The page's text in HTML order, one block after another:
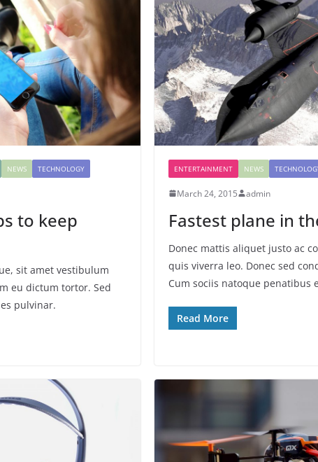
NEWS TECHNOLOGY
to keep
sit amet vestibulum
eu dictum tortor. Sed
pulvinar.
ENTERTAINMENT NEWS
March 24, 2015 admin
Fastest plane in
Donec mattis aliquet justo ac
quis viverra leo. Donec sed
Cum sociis natoque penatibus
Read More